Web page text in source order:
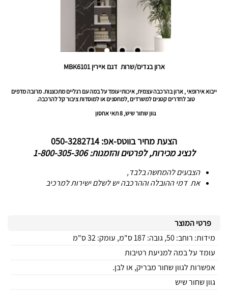
ארון בגדים/שרות דגם איירין MBK6101
ייבוא אירופאי , ארון בהרכבה עצמית, איכותי עומד על במה עם רגליים מתכוננות. מרובה מדפים
טוב לחדרים קטנים למשרדים ,למחסנים או למוסדות ציבור קל להרכבה.
גוון שחור שיש, 8 תאי אחסון
הצעת מחיר בווטס-אפ: 050-3282714
לנציג מכירות, לפרטים והזמנות: 1-800-305-306
הצבעים להמחשה בלבד,
את דמי ההובלה וההרכבה יש לשלם ישירות למרכיב
פרטי המוצר
מידות: רוחב: 50, גובה: 187 ס"מ, עומק: 32 ס"מ
עומד על במה למניעת רטיבות
אפשרות לגוון שחור מבריק, או לבן.
גוון שחור שיש